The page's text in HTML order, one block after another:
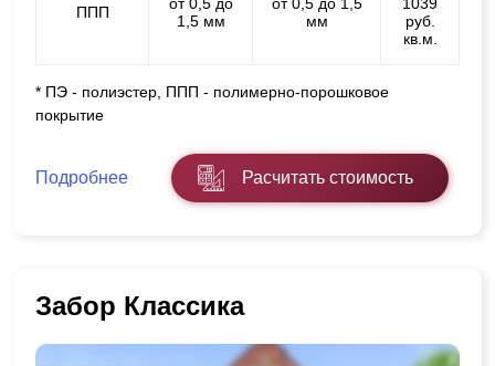
ППП
1,5 мм
мм
руб.
кв.м.
* ПЭ - полиэстер, ППП - полимерно-порошковое
покрытие
Подробнее Расчитать стоимость
Забор Классика